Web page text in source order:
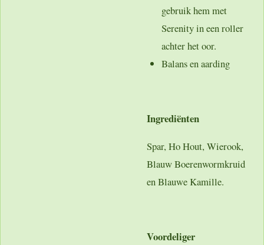
gebruik hem met
Serenity in een roller
achter het oor.
Balans en aarding
Ingrediënten
Spar, Ho Hout, Wierook,
Blauw Boerenwormkruid
en Blauwe Kamille.
Voordeliger